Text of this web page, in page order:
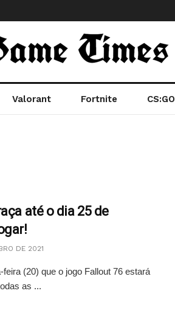
Valorant Fortnite CS:GO
até o dia 25 de
DE 2021
(20) que o jogo Fallout 76 estará
as ...